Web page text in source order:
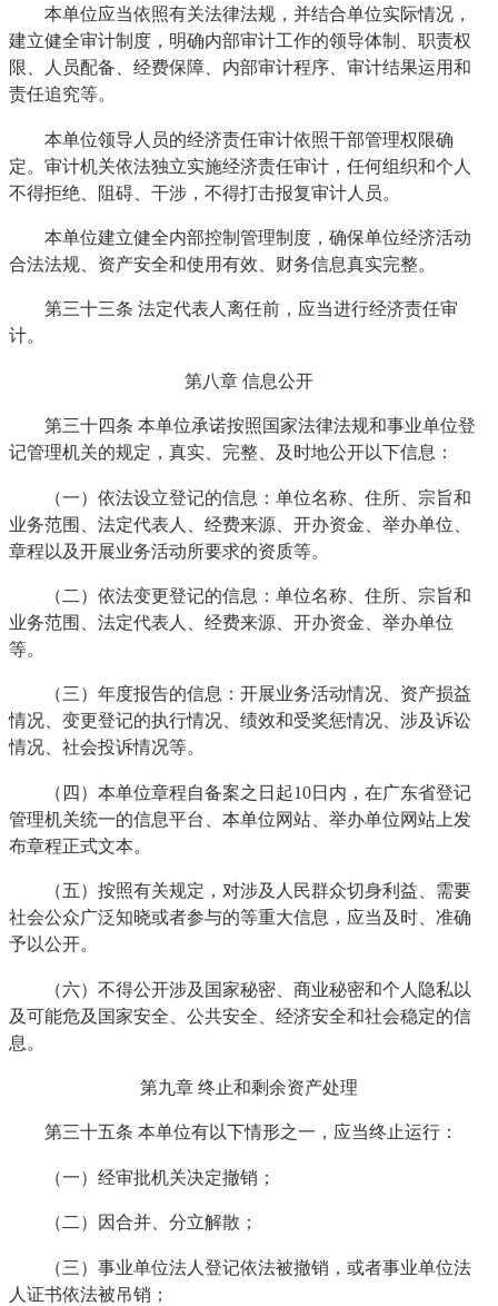
本单位应当依照有关法律法规，并结合单位实际情况，
建立健全审计制度，明确内部审计工作的领导体制、职责权
限、人员配备、经费保障、内部审计程序、审计结果运用和
责任追究等。
本单位领导人员的经济责任审计依照干部管理权限确
定。审计机关依法独立实施经济责任审计，任何组织和个人
不得拒绝、阻碍、干涉，不得打击报复审计人员。
本单位建立健全内部控制管理制度，确保单位经济活动
合法法规、资产安全和使用有效、财务信息真实完整。
第三十三条 法定代表人离任前，应当进行经济责任审
计。
第八章 信息公开
第三十四条 本单位承诺按照国家法律法规和事业单位登
记管理机关的规定，真实、完整、及时地公开以下信息：
（一）依法设立登记的信息：单位名称、住所、宗旨和
业务范围、法定代表人、经费来源、开办资金、举办单位、
章程以及开展业务活动所要求的资质等。
（二）依法变更登记的信息：单位名称、住所、宗旨和
业务范围、法定代表人、经费来源、开办资金、举办单位
等。
（三）年度报告的信息：开展业务活动情况、资产损益
情况、变更登记的执行情况、绩效和受奖惩情况、涉及诉讼
情况、社会投诉情况等。
（四）本单位章程自备案之日起10日内，在广东省登记
管理机关统一的信息平台、本单位网站、举办单位网站上发
布章程正式文本。
（五）按照有关规定，对涉及人民群众切身利益、需要
社会公众广泛知晓或者参与的等重大信息，应当及时、准确
予以公开。
（六）不得公开涉及国家秘密、商业秘密和个人隐私以
及可能危及国家安全、公共安全、经济安全和社会稳定的信
息。
第九章 终止和剩余资产处理
第三十五条 本单位有以下情形之一，应当终止运行：
（一）经审批机关决定撤销；
（二）因合并、分立解散；
（三）事业单位法人登记依法被撤销，或者事业单位法
人证书依法被吊销；